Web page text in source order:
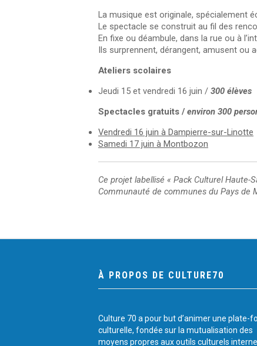
La musique est originale, spécialement
Le spectacle se construit au fil des
En fixe ou déambule, dans la rue ou à
Ils surprennent, dérangent, amusent ou
Ateliers scolaires
Jeudi 15 et vendredi 16 juin / 300 élèves
Spectacles gratuits / environ 300
Vendredi 16 juin à Dampierre-sur-Linotte
Samedi 17 juin à Montbozon
Ce projet labellisé « Pack Culturel
Communauté de communes du Pays de
À PROPOS DE CULTURE70
Culture 70 a pour but d’animer une plate-
culturelle, fondée sur la mutualisation des
moyens propres aux outils culturels